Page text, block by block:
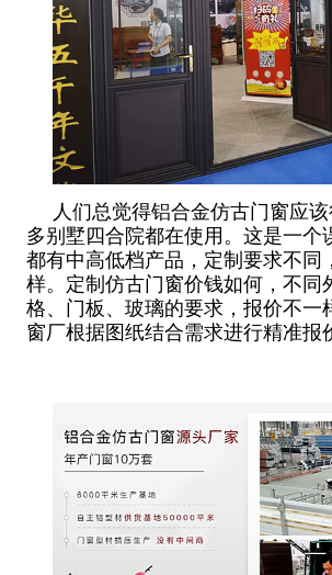
人们总觉得铝合金仿古门窗应
多别墅四合院都在使用。这是一个
都有中高低档产品，定制要求不同
样。定制仿古门窗价钱如何，不同
格、门板、玻璃的要求，报价不一
窗厂根据图纸结合需求进行精准报